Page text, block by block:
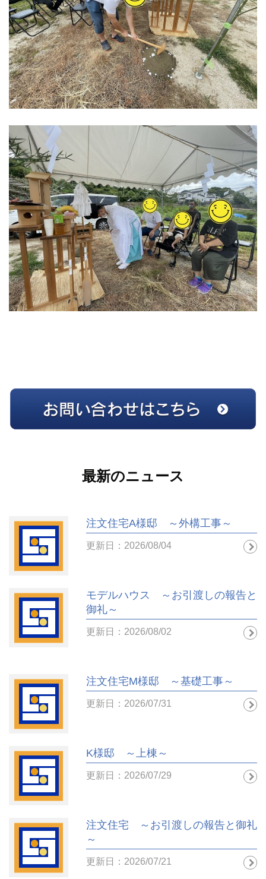
最新のニュース
注文住宅A様邸 ～外構工事～
更新日：2026/08/04
モデルハウス ～お引渡しの報告と
御礼～
更新日：2026/08/02
注文住宅M様邸 ～基礎工事～
更新日：2026/07/31
K様邸 ～上棟～
更新日：2026/07/29
注文住宅 ～お引渡しの報告と御礼
～
更新日：2026/07/21